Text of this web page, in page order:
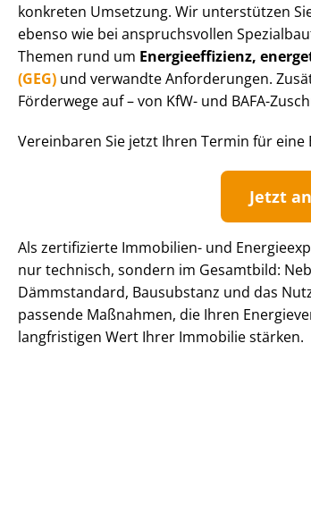
konkreten Umsetzung. Wir unterstützen
ebenso wie bei anspruchsvollen
Themen rund um En­er­gie­ef­fi­zi­enz,
(GEG) und verwandte Anforderungen.
Förderwege auf – von KfW- und BAFA-
Vereinbaren Sie jetzt Ihren Termin für
Jetzt
Als zertifizierte Immobilien- und
nur technisch, sondern im Gesamtbild:
Dämmstandard, Bausubstanz und das
passende Maßnahmen, die Ihren
langfristigen Wert Ihrer Immobilie stärken.